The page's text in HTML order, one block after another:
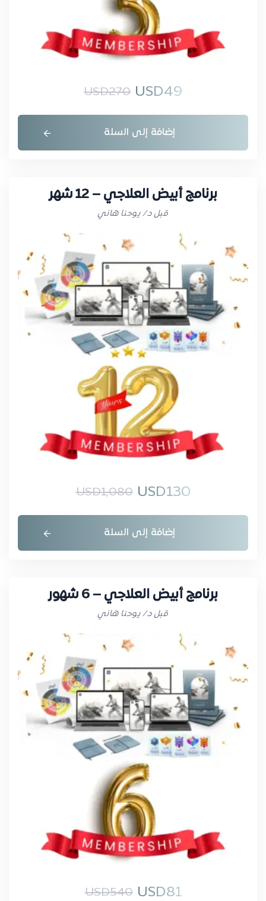
USD49
USD270
إضافة إلى السلة
برنامج أبيض العلاجي – 12 شهر
قبل د/ يوحنا هاني
USD130
USD1,080
إضافة إلى السلة
برنامج أبيض العلاجي – 6 شهور
قبل د/ يوحنا هاني
USD81
USD540